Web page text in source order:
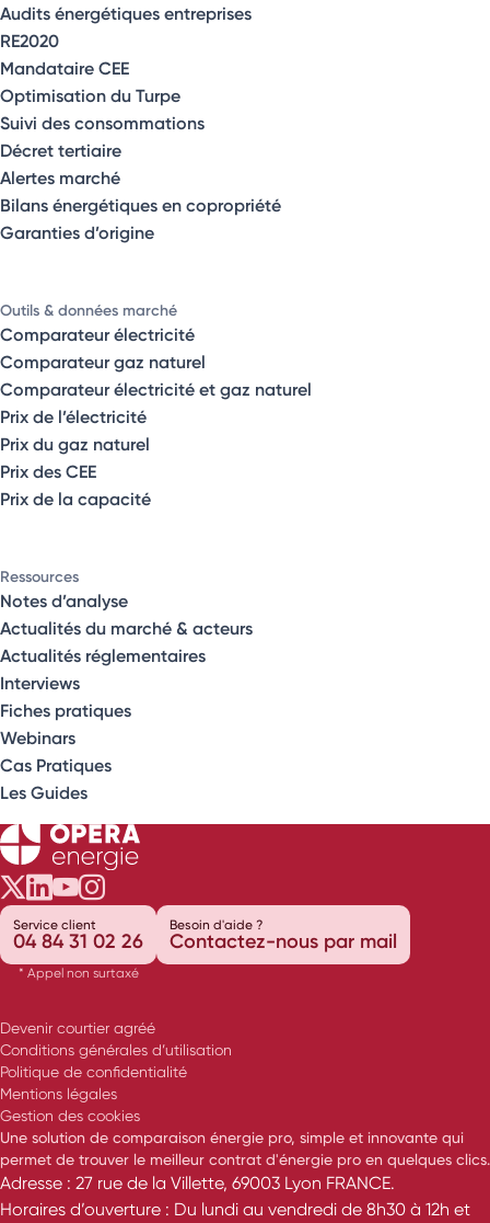
Audits énergétiques entreprises
RE2020
Mandataire CEE
Optimisation du Turpe
Suivi des consommations
Décret tertiaire
Alertes marché
Bilans énergétiques en copropriété
Garanties d’origine
Outils & données marché
Comparateur électricité
Comparateur gaz naturel
Comparateur électricité et gaz naturel
Prix de l’électricité
Prix du gaz naturel
Prix des CEE
Prix de la capacité
Ressources
Notes d’analyse
Actualités du marché & acteurs
Actualités réglementaires
Interviews
Fiches pratiques
Webinars
Cas Pratiques
Les Guides
Opéra Énergie sur Twitter
Opéra Énergie sur LinkedIn
Opéra Énergie sur Youtube
Opéra Énergie sur Instagram
Service client
04 84 31 02 26
* Appel non surtaxé
Besoin d'aide ?
Contactez-nous par mail
Devenir courtier agréé
Conditions générales d’utilisation
Politique de confidentialité
Mentions légales
Gestion des cookies
Une solution de comparaison énergie pro, simple et innovante qui
permet de trouver le meilleur contrat d'énergie pro en quelques clics.
Adresse : 27 rue de la Villette, 69003 Lyon FRANCE.
Horaires d’ouverture : Du lundi au vendredi de 8h30 à 12h et